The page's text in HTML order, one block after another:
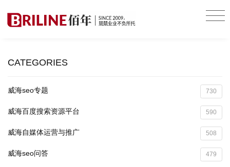
CATEGORIES
威海seo专题 730
威海百度搜索资源平台 590
威海自媒体运营与推广 508
威海seo问答 479